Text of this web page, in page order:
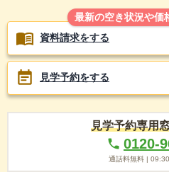
交通利便性
ぐ、大きい道の信号を渡り次の交
セルフサービスのお茶とお水が
ある。本堂に入る前は広い待合
最新の空き状況や価
資料請求をする
見学予約をする
見学予約専用
0120-
通話料無料 |